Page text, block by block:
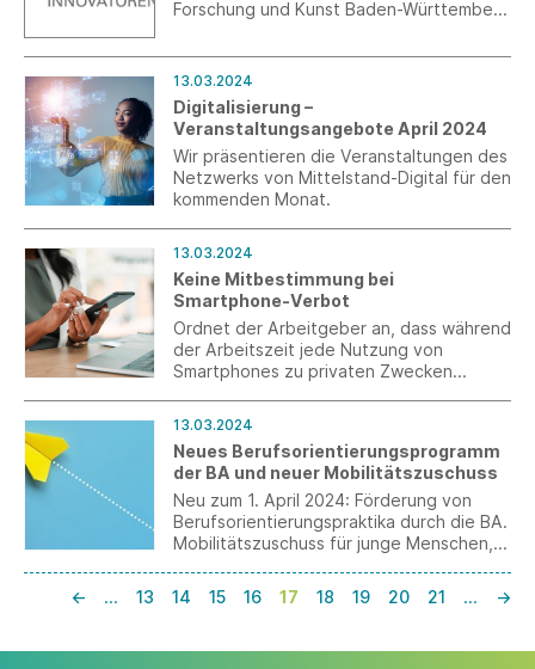
Forschung und Kunst Baden-Württemberg
Bewerbungsphase für die 41. Tranche.
Anträge können noch bis zum 25. März
2024 eingereicht werden.
13.03.2024
Digitalisierung –
Veranstaltungsangebote April 2024
Wir präsentieren die Veranstaltungen des
Netzwerks von Mittelstand-Digital für den
kommenden Monat.
13.03.2024
Keine Mitbestimmung bei
Smartphone-Verbot
Ordnet der Arbeitgeber an, dass während
der Arbeitszeit jede Nutzung von
Smartphones zu privaten Zwecken
Betriebsrats. Dies hat das
Bundesarbeitsgericht entschieden
(Beschluss vom 17.10.2023,1 ABR 24/22).
13.03.2024
Neues Berufsorientierungsprogramm
der BA und neuer Mobilitätszuschuss
Neu zum 1. April 2024: Förderung von
Berufsorientierungspraktika durch die BA.
Mobilitätszuschuss für junge Menschen,
verlassen. Geändert: Mindestlaufzeit
Einstiegsqualifizierung – künftig vier statt
← … 13 14 15 16 17 18 19 20 21 … →